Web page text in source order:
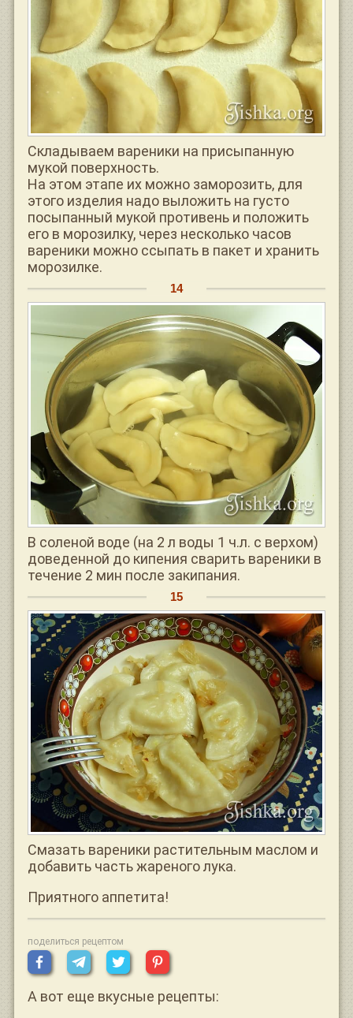
Складываем вареники на присыпанную
мукой поверхность.
На этом этапе их можно заморозить, для
этого изделия надо выложить на густо
посыпанный мукой противень и положить
его в морозилку, через несколько часов
вареники можно ссыпать в пакет и хранить
морозилке.
В соленой воде (на 2 л воды 1 ч.л. с верхом)
доведенной до кипения сварить вареники в
течение 2 мин после закипания.
Смазать вареники растительным маслом и
добавить часть жареного лука.
Приятного аппетита!
поделиться рецептом
А вот еще вкусные рецепты: